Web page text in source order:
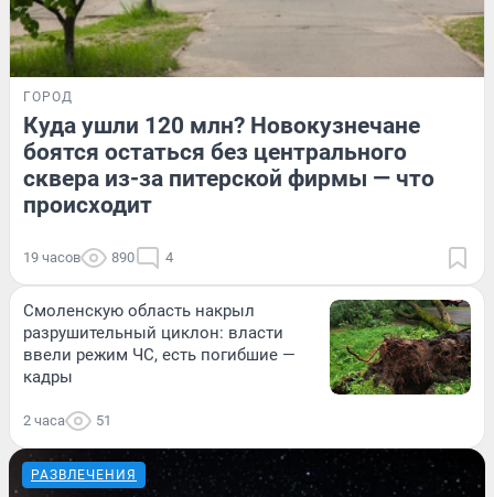
ГОРОД
Куда ушли 120 млн? Новокузнечане
боятся остаться без центрального
сквера из-за питерской фирмы — что
происходит
19 часов 890 4
Смоленскую область накрыл
разрушительный циклон: власти
ввели режим ЧС, есть погибшие —
кадры
2 часа 51
РАЗВЛЕЧЕНИЯ